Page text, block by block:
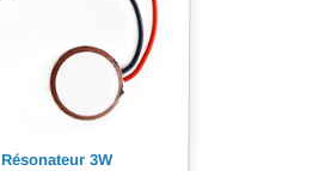
Résonateur 3W